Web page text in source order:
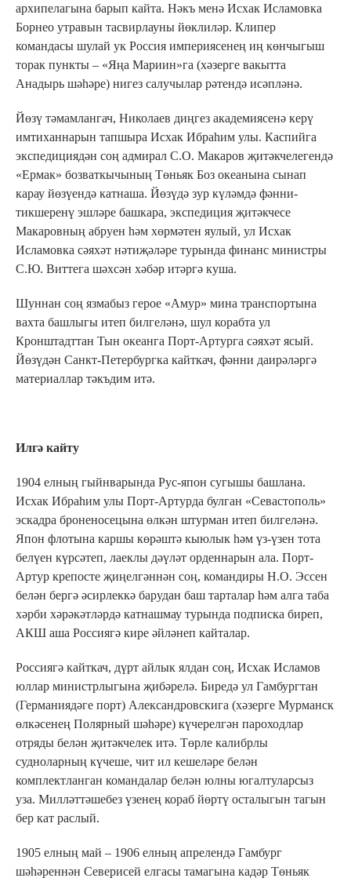
архипелагына барып кайта. Нәкъ менә Исхак Исламовка
Борнео утравын тасвирлауны йөклиләр. Клипер
командасы шулай ук Россия империясенең иң көнчыгыш
торак пункты – «Яңа Мариин»га (хәзерге вакытта
Анадырь шәһәре) нигез салучылар рәтендә исәпләнә.
Йөзү тәмамлангач, Николаев диңгез академиясенә керү
имтиханнарын тапшыра Исхак Ибраһим улы. Каспийга
экспедициядән соң адмирал С.О. Макаров җитәкчелегендә
«Ермак» бозваткычының Төньяк Боз океанына сынап
карау йөзүендә катнаша. Йөзүдә зур күләмдә фәнни-
тикшеренү эшләре башкара, экспедиция җитәкчесе
Макаровның абруен һәм хөрмәтен яулый, ул Исхак
Исламовка сәяхәт нәтиҗәләре турында финанс министры
С.Ю. Виттега шәхсән хәбәр итәргә куша.
Шуннан соң язмабыз герое «Амур» мина транспортына
вахта башлыгы итеп билгеләнә, шул корабта ул
Кронштадттан Тын океанга Порт-Артурга сәяхәт ясый.
Йөзүдән Санкт-Петербургка кайткач, фәнни даирәләргә
материаллар тәкъдим итә.
Илгә кайту
1904 елның гыйнварында Рус-япон сугышы башлана.
Исхак Ибраһим улы Порт-Артурда булган «Севастополь»
эскадра броненосецына өлкән штурман итеп билгеләнә.
Япон флотына каршы көрәштә кыюлык һәм үз-үзен тота
белүен күрсәтеп, лаеклы дәүләт орденнарын ала. Порт-
Артур крепосте җиңелгәннән соң, командиры Н.О. Эссен
белән бергә әсирлеккә барудан баш тарталар һәм алга таба
хәрби хәрәкәтләрдә катнашмау турында подписка биреп,
АКШ аша Россиягә кире әйләнеп кайталар.
Россиягә кайткач, дүрт айлык ялдан соң, Исхак Исламов
юллар министрлыгына җибәрелә. Биредә ул Гамбургтан
(Германиядәге порт) Александровскига (хәзерге Мурманск
өлкәсенең Полярный шәһәре) күчерелгән пароходлар
отряды белән җитәкчелек итә. Төрле калибрлы
судноларның күчеше, чит ил кешеләре белән
комплектланган командалар белән юлны югалтуларсыз
уза. Милләттәшебез үзенең кораб йөртү осталыгын тагын
бер кат раслый.
1905 елның май – 1906 елның апрелендә Гамбург
шәһәреннән Северисей елгасы тамагына кадәр Төньяк